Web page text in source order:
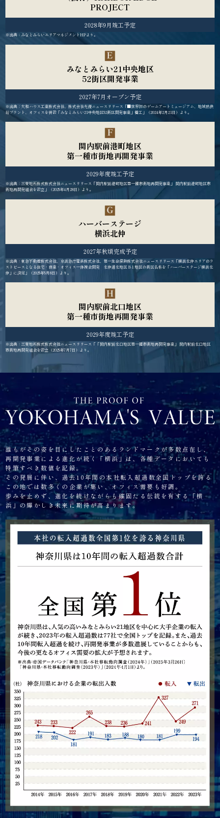
PROJECT
2028年9月竣工予定
※出典：みなとみらいエリアマネジメントHPより。
みなとみらい21中央地区
52街区開発事業
2027年7月オープン予定
※出典：大和ハウス工業株式会社、株式会社光優ニュースリリース「■世界初のゲームアートミュージアム、地域熱供
給プラント、オフィスを併設「みなとみらい21中央地区52街区開発事業」着工」（2024年2月21日）より。
関内駅前港町地区
第一種市街地再開発事業
2029年度竣工予定
※出典：三菱地所株式株式会社ニュースリリース「関内駅前港町地区第一種市街地再開発事業」 関内駅前港町地区市
街地再開発組合を設立」（2025年4月28日）より。
ハーバーステージ
横浜北仲
2027年秋頃完成予定
※出典：東急不動産株式会社、京浜急行電鉄株式会社、第一生命保険株式会社ニュースリリース「横浜北仲エリアのラ
ストピースとなる住宅・商業・オフィス一体複合開発 北仲通北地区 B-1 地区の街区名称を「ハーバーステージ横浜北
仲」に決定」（2025年5月8日）より。
関内駅前北口地区
第一種市街地再開発事業
2029年度竣工予定
※出典：三菱地所株式株式会社ニュースリリース「「関内駅前北口地区第一種市街地再開発事業」 関内駅前北口地区
市街地再開発組合を設立（2025年7月7日）より。
誰もがその姿を目にしたことのあるランドマークが多数点在し、
再開発事業による進化が続く「横浜」は、各種データにおいても
特筆すべき数値を記録。
その発展に伴い、過去10年間の本社転入超過数全国トップを誇る
この地では数多くの企業が集い、オフィス需要も好調。
歩みを止めず、進化を続けながらも確固たる伝統を有する「横
浜」の輝かしき未来に期待が高まります。